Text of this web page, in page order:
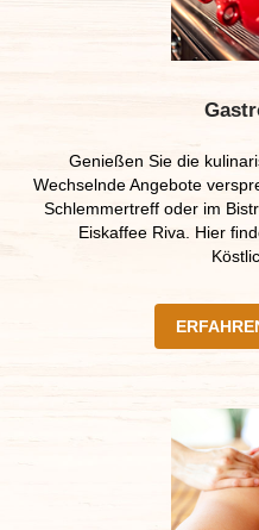
Genießen Sie die
Wechselnde Angebote
Schlemmertreff oder im
Eiskaffee Riva. Hier